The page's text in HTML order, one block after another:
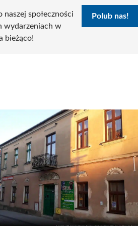
społeczności
wydarzeniach w
bieżąco!
Polub nas!